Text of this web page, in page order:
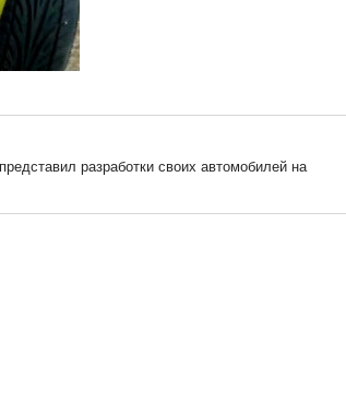
разработки своих автомобилей на